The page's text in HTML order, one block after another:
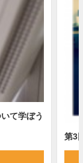
て学ぼう
第3